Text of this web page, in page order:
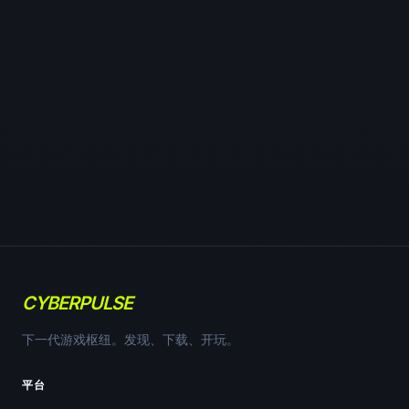
CYBERPULSE
下一代游戏枢纽。发现、下载、开玩。
平台